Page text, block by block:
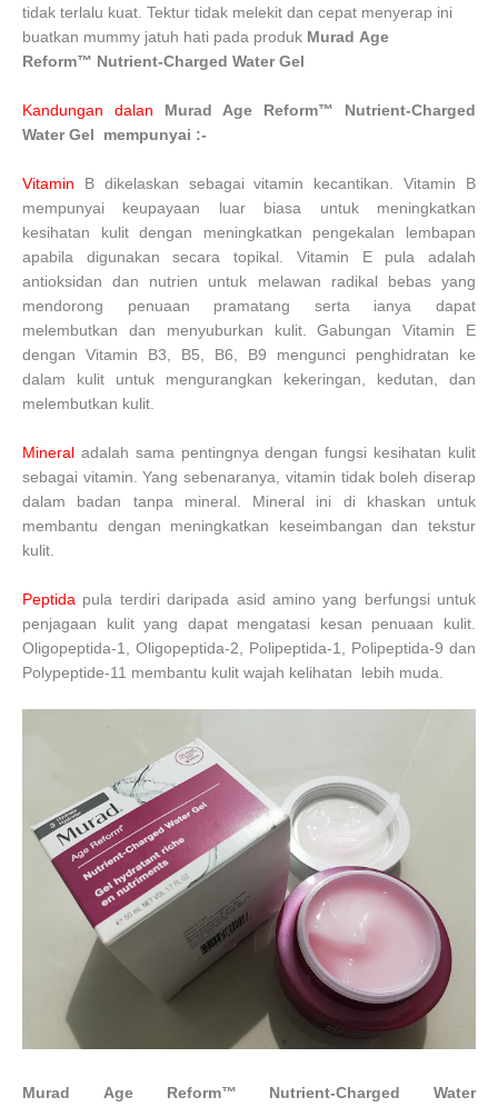
tidak terlalu kuat. Tektur tidak melekit dan cepat menyerap ini
buatkan mummy jatuh hati pada produk Murad Age
Reform™ Nutrient-Charged Water Gel
Kandungan dalan Murad Age Reform™ Nutrient-Charged
Water Gel mempunyai :-
Vitamin B dikelaskan sebagai vitamin kecantikan.Vitamin B
mempunyai keupayaan luar biasa untuk meningkatkan
kesihatan kulit dengan meningkatkan pengekalan lembapan
apabila digunakan secara topikal. Vitamin E pula adalah
antioksidan dan nutrien untuk melawan radikal bebas yang
mendorong penuaan pramatang serta ianya dapat
melembutkan dan menyuburkan kulit. Gabungan Vitamin E
dengan Vitamin B3, B5, B6, B9 mengunci penghidratan ke
dalam kulit untuk mengurangkan kekeringan, kedutan, dan
melembutkan kulit.
Mineral adalah sama pentingnya dengan fungsi kesihatan kulit
sebagai vitamin. Yang sebenaranya, vitamin tidak boleh diserap
dalam badan tanpa mineral. Mineral ini di khaskan untuk
membantu dengan meningkatkan keseimbangan dan tekstur
kulit.
Peptida pula terdiri daripada asid amino yang berfungsi untuk
penjagaan kulit yang dapat mengatasi kesan penuaan kulit.
Oligopeptida-1, Oligopeptida-2, Polipeptida-1, Polipeptida-9 dan
Polypeptide-11 membantu kulit wajah kelihatan lebih muda.
Murad Age Reform™ Nutrient-Charged Water